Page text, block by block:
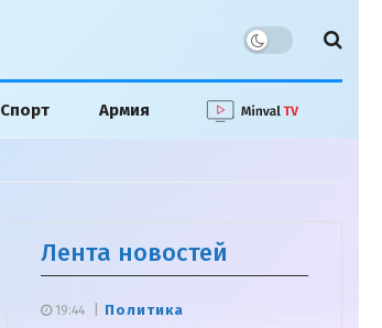
Спорт Армия
Лента новостей
Политика
19:44